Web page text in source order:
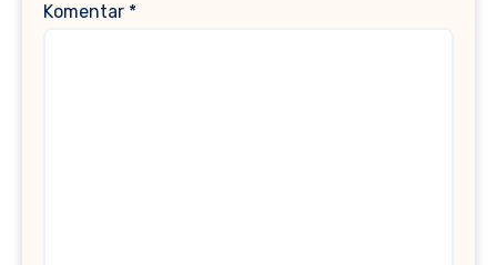
Komentar *